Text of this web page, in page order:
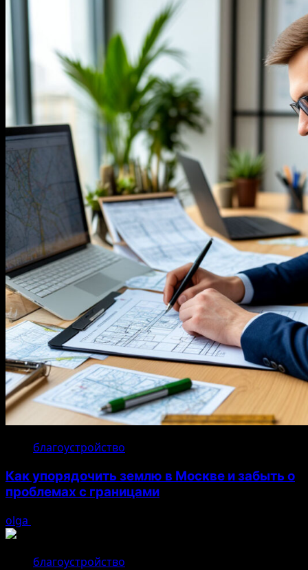
благоустройство
Как упорядочить землю в Москве и забыть о
проблемах с границами
olga
благоустройство